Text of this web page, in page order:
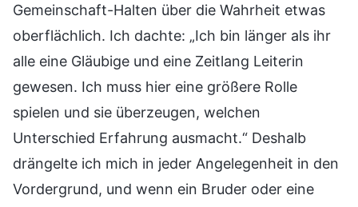
Gemeinschaft-Halten über die Wahrheit etwas
oberflächlich. Ich dachte: „Ich bin länger als ihr
alle eine Gläubige und eine Zeitlang Leiterin
gewesen. Ich muss hier eine größere Rolle
spielen und sie überzeugen, welchen
Unterschied Erfahrung ausmacht.“ Deshalb
drängelte ich mich in jeder Angelegenheit in den
Vordergrund, und wenn ein Bruder oder eine